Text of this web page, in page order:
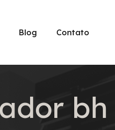
Blog Contato
bh